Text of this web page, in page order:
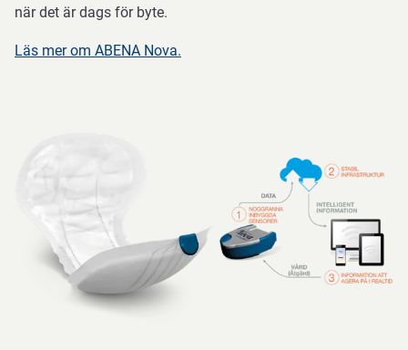
när det är dags för byte.
Läs mer om ABENA Nova.